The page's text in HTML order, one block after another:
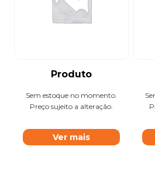
Produto
Sem estoque no momento.
Preço sujeito a alteração.
Ver mais